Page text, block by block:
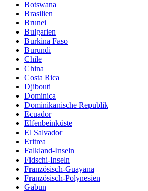
Botswana
Brasilien
Brunei
Bulgarien
Burkina Faso
Burundi
Chile
China
Costa Rica
Djibouti
Dominica
Dominikanische Republik
Ecuador
Elfenbeinküste
El Salvador
Eritrea
Falkland-Inseln
Fidschi-Inseln
Französisch-Guayana
Französisch-Polynesien
Gabun